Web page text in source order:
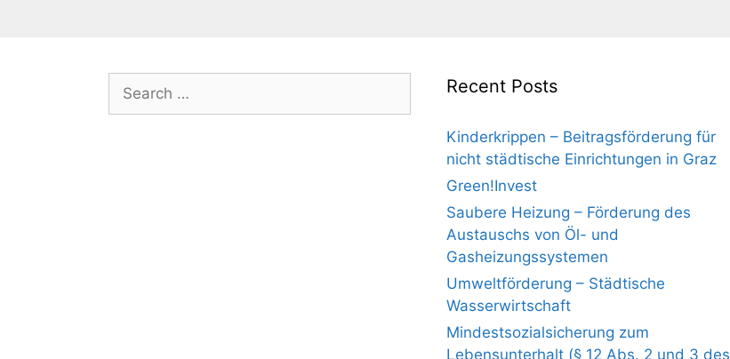
Search
for:
Recent Posts
Kinderkrippen – Beitragsförderung für
nicht städtische Einrichtungen in Graz
Green!Invest
Saubere Heizung – Förderung des
Austauschs von Öl- und
Gasheizungssystemen
Umweltförderung – Städtische
Wasserwirtschaft
Mindestsozialsicherung zum
Lebensunterhalt (§ 12 Abs. 2 und 3 des